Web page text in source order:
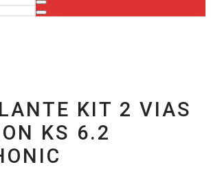
KIT 2 VIAS
KS 6.2